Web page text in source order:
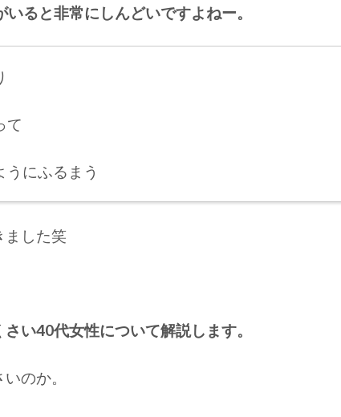
ると非常にしんどいですよねー。
て
にふるまう
ました笑
い40代女性について解説します。
のか。